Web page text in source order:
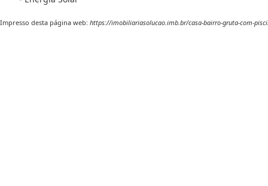
Impresso desta página web: https://imobiliariasolucao.imb.br/casa-bairro-gruta-com-